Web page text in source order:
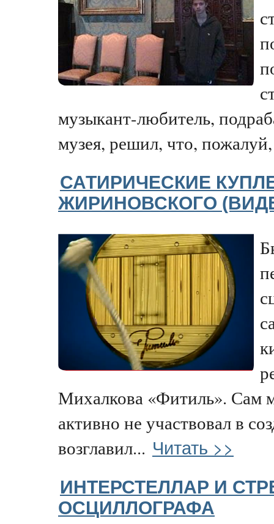
музыкант-любитель,
музея, решил, что,
САТИРИЧЕСКИЕ
ЖИРИНОВСКОГО
Михалкова «Фитиль». Сам
активно не участвовал в
возглавил... Читать >>
ИНТЕРСТЕЛЛАР И
ОСЦИЛЛОГРАФА